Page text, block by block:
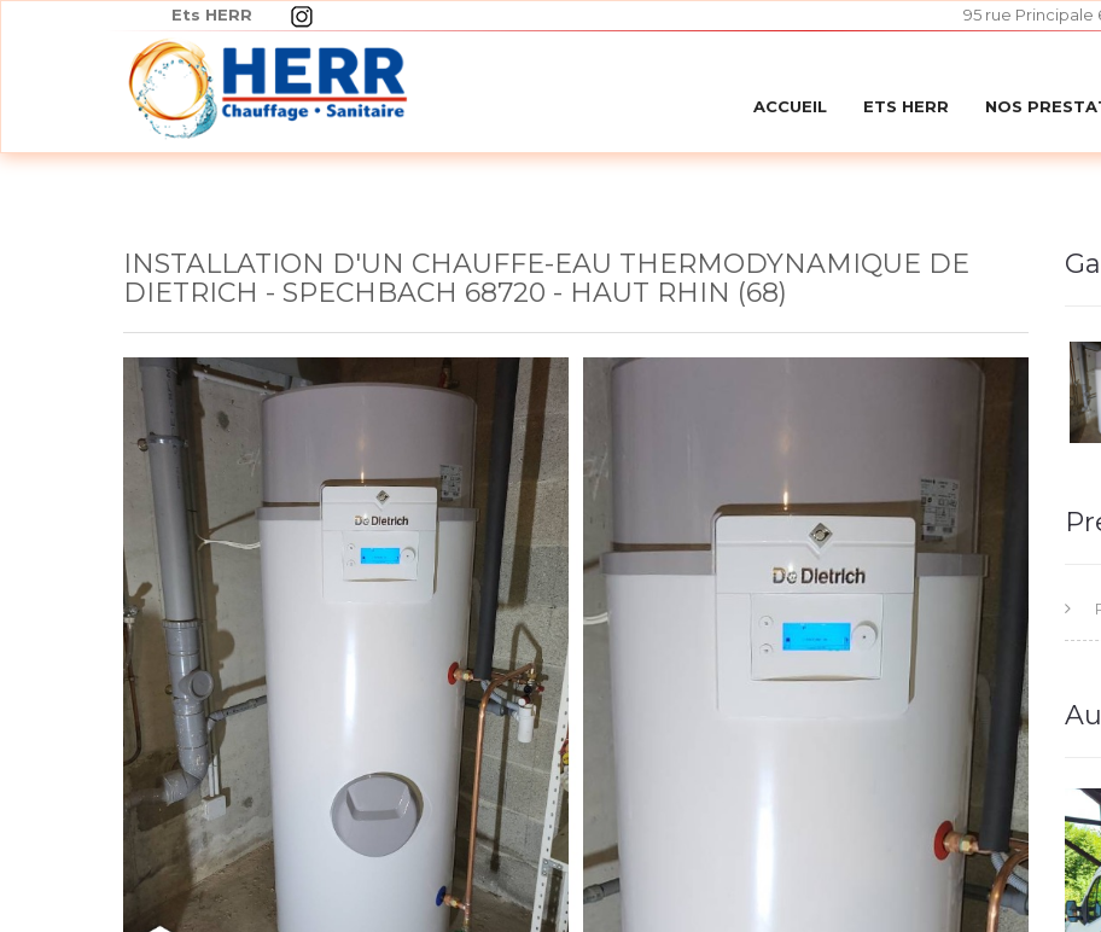
Ets HERR 95 rue Principale
ACCUEIL ETS HERR NOS
INSTALLATION D'UN CHAUFFE-EAU THERMODYNAMIQUE DE
DIETRICH - SPECHBACH 68720 - HAUT RHIN (68)
Panneau de gestion des cookies